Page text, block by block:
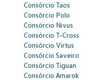
Consórcio Taos
Consórcio Polo
Consórcio Nivus
Consórcio T-Cross
Consórcio Virtus
Consórcio Saveiro
Consórcio Tiguan
Consórcio Amarok